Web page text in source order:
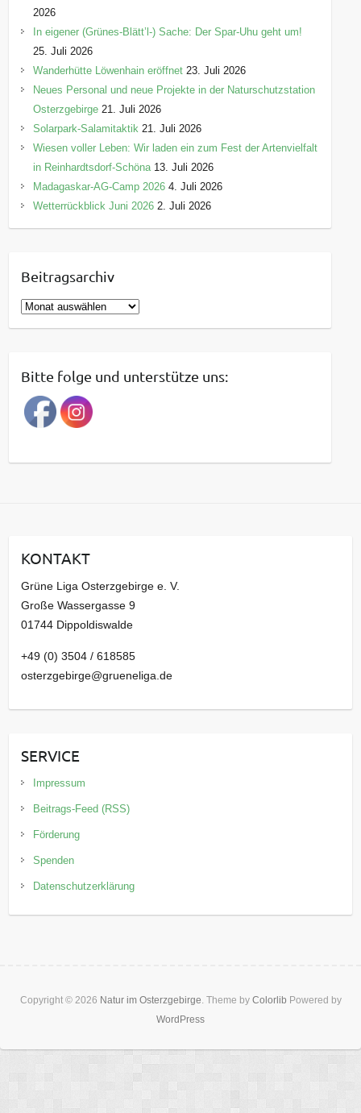
2026
In eigener (Grünes-Blätt’l-) Sache: Der Spar-Uhu geht um!
25. Juli 2026
Wanderhütte Löwenhain eröffnet 23. Juli 2026
Neues Personal und neue Projekte in der Naturschutzstation
Osterzgebirge 21. Juli 2026
Solarpark-Salamitaktik 21. Juli 2026
Wiesen voller Leben: Wir laden ein zum Fest der Artenvielfalt
in Reinhardtsdorf-Schöna 13. Juli 2026
Madagaskar-AG-Camp 2026 4. Juli 2026
Wetterrückblick Juni 2026 2. Juli 2026
Beitragsarchiv
B
e
r
a
g
a
v
Bitte folge und unterstütze uns:
KONTAKT
Grüne Liga Osterzgebirge e. V.
Große Wassergasse 9
01744 Dippoldiswalde
+49 (0) 3504 / 618585
osterzgebirge@grueneliga.de
SERVICE
Impressum
Beitrags-Feed (RSS)
Förderung
Spenden
Datenschutzerklärung
Copyright © 2026 Natur im Osterzgebirge . Theme by Colorlib Powered by
WordPress